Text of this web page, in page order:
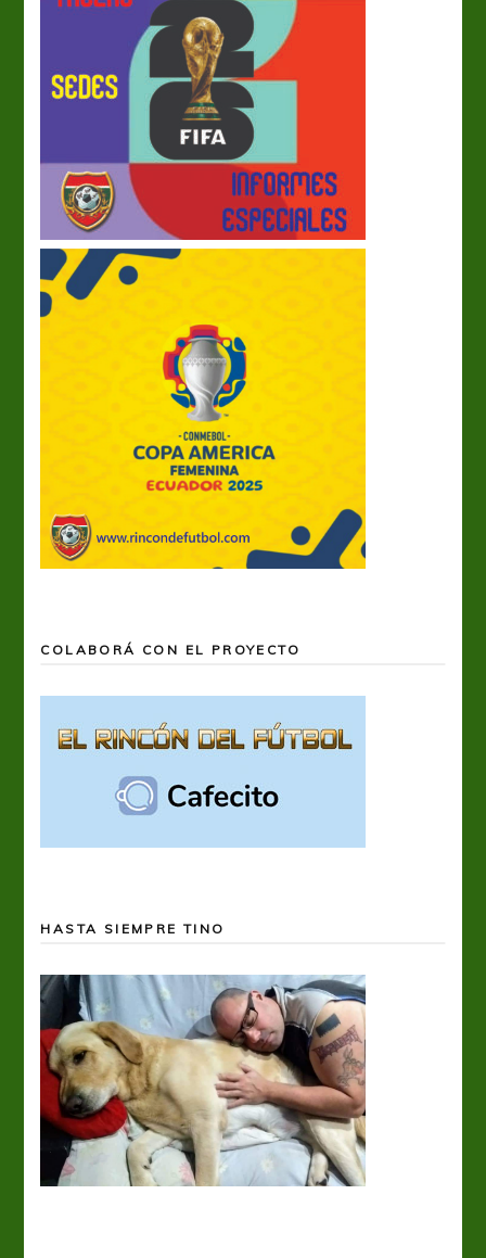
COLABORÁ CON EL PROYECTO
HASTA SIEMPRE TINO